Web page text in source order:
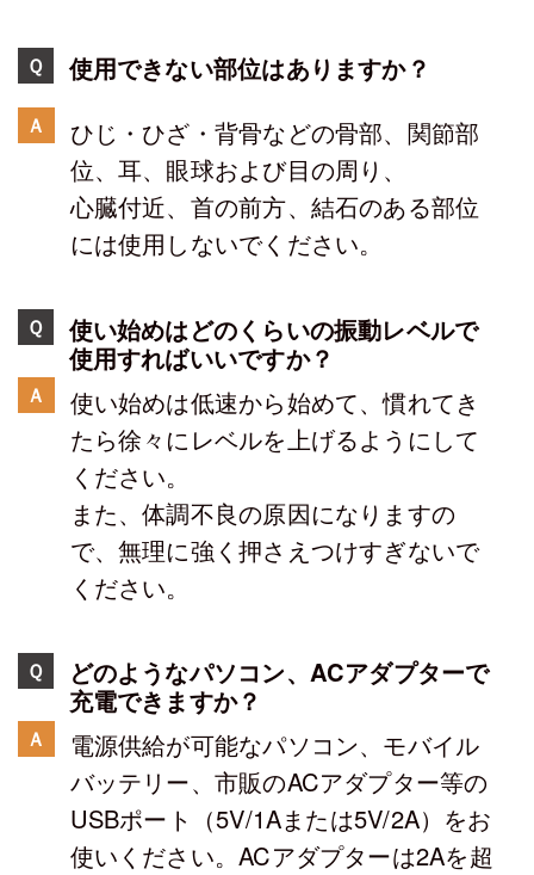
Ｑ 使用できない部位はありますか？
Ａ
ひじ・ひざ・背骨などの骨部、関節部
位、耳、眼球および目の周り、
心臓付近、首の前方、結石のある部位
には使用しないでください。
Ｑ
使い始めはどのくらいの振動レベルで
使用すればいいですか？
Ａ
使い始めは低速から始めて、慣れてき
たら徐々にレベルを上げるようにして
ください。
また、体調不良の原因になりますの
で、無理に強く押さえつけすぎないで
ください。
Ｑ
どのようなパソコン、ACアダプターで
充電できますか？
Ａ
電源供給が可能なパソコン、モバイル
バッテリー、市販のACアダプター等の
USBポート（5V/1Aまたは5V/2A）をお
使いください。ACアダプターは2Aを超